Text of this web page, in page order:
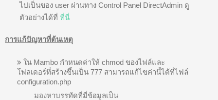
ไปเป็นของ user ผ่านทาง Control Panel DirectAdmin ดู
ตัวอย่างได้ที่ ที่นี่
การแก้ปัญหาที่ต้นเหตุ
ใน Mambo กำหนดค่าให้ chmod ของไฟล์และ
โฟลเดอร์ที่สร้างขึ้นเป็น 777 สามารถแก้ไขค่านี้ได้ที่ไฟล์
configuration.php
มองหาบรรทัดที่มี่ข้อมูลเป็น